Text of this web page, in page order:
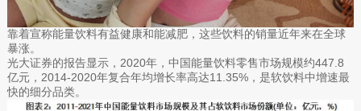
靠着宣称能量饮料有益健康和能减肥，这些饮料的销量近年来在全球
暴涨。
光大证券的报告显示，2020年，中国能量饮料零售市场规模约447.8
亿元，2014-2020年复合年均增长率高达11.35%，是软饮料中增速最
快的细分品类。